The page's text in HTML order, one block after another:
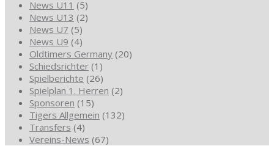
News U11 (5)
News U13 (2)
News U7 (5)
News U9 (4)
Oldtimers Germany (20)
Schiedsrichter (1)
Spielberichte (26)
Spielplan 1. Herren (2)
Sponsoren (15)
Tigers Allgemein (132)
Transfers (4)
Vereins-News (67)